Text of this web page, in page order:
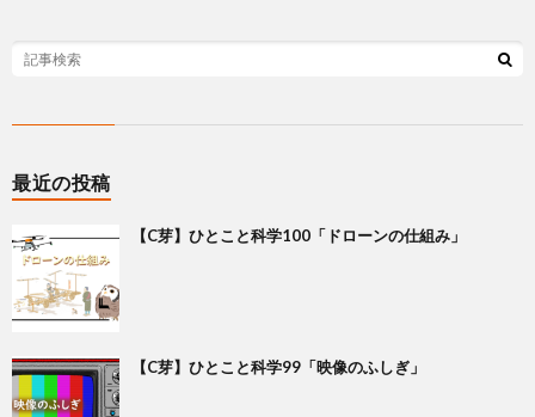
最近の投稿
【C芽】ひとこと科学100「ドローンの仕組み」
【C芽】ひとこと科学99「映像のふしぎ」